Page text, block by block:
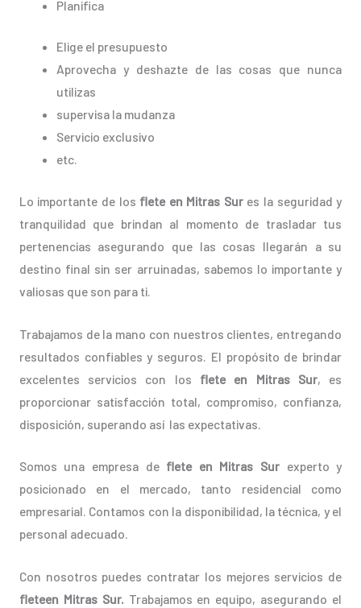
Planifica
Elige el presupuesto
Aprovecha y deshazte de las cosas que nunca
utilizas
supervisa la mudanza
Servicio exclusivo
etc.
Lo importante de los flete en Mitras Sures la seguridad y
tranquilidad que brindan al momento de trasladar tus
pertenencias asegurando que las cosas llegarán a su
destino final sin ser arruinadas, sabemos lo importante y
valiosas que son para ti.
Trabajamos de la mano con nuestros clientes, entregando
resultados confiables y seguros. El propósito de brindar
excelentes servicios con los flete en Mitras Sur, es
proporcionar satisfacción total, compromiso, confianza,
disposición, superando así las expectativas.
Somos una empresa de flete en Mitras Surexperto y
posicionado en el mercado, tanto residencial como
empresarial. Contamos con la disponibilidad, la técnica, y el
personal adecuado.
Con nosotros puedes contratar los mejores servicios de
fleteen Mitras Sur. Trabajamos en equipo, asegurando el